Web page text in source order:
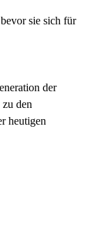
sie sich für
der
den
heutigen